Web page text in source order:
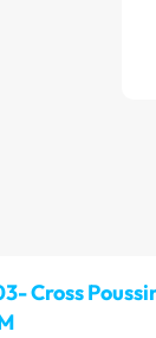
Cross